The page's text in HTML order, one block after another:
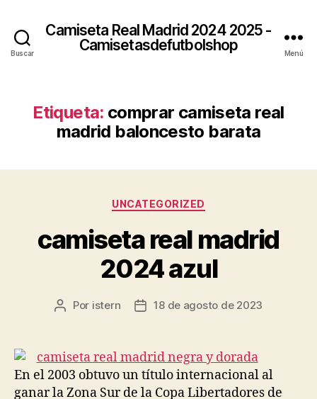
Buscar
Camiseta Real Madrid 2024 2025 -
Camisetasdefutbolshop
Menú
Etiqueta: comprar camiseta real
madrid baloncesto barata
Categorías
UNCATEGORIZED
camiseta real madrid
2024 azul
Autor
entrada
Por istern
Fecha
entrada
18 de agosto de 2023
En el 2003 obtuvo un título internacional al
ganar la Zona Sur de la Copa Libertadores de